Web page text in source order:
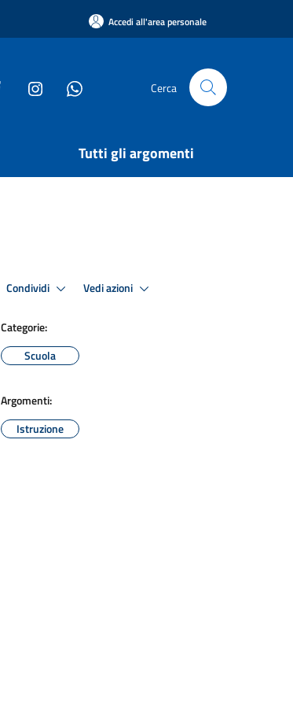
Accedi all'area personale
Cerca
Tutti gli argomenti
Condividi Vedi azioni
Categorie:
Scuola
Argomenti:
Istruzione